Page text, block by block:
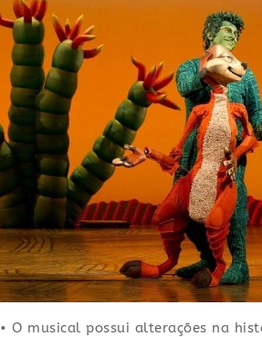
• O musical possui alterações na